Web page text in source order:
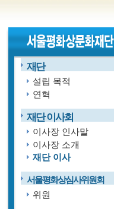
재단
설립 목적
연혁
재단 이사회
이사장 인사말
이사장 소개
재단 이사
서울평화상심사위원회
위원